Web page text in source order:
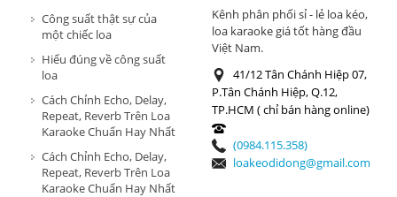
HÀNG
Công suất thật sự của
một chiếc loa
Hiểu đúng về công suất
loa
Cách Chỉnh Echo, Delay,
Repeat, Reverb Trên Loa
Karaoke Chuẩn Hay Nhất
Cách Chỉnh Echo, Delay,
Repeat, Reverb Trên Loa
Karaoke Chuẩn Hay Nhất
Kênh phân phối sỉ - lẻ loa kéo,
loa karaoke giá tốt hàng đầu
Việt Nam.
41/12 Tân Chánh Hiệp 07,
P.Tân Chánh Hiệp, Q.12,
TP.HCM ( chỉ bán hàng online)
(0984.115.358)
loakeodidong@gmail.com